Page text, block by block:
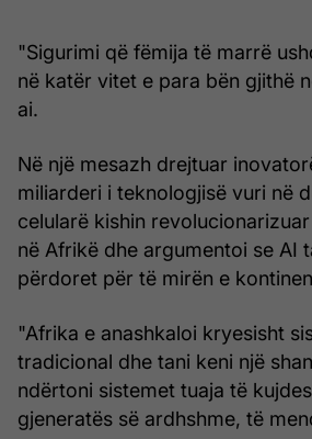
"Sigurimi që fëmija të marrë
në katër vitet e para bën gjithë
ai.
Në një mesazh drejtuar
miliarderi i teknologjisë vuri në
celularë kishin
në Afrikë dhe argumentoi se AI
përdoret për të mirën e
"Afrika e anashkaloi kryesisht
tradicional dhe tani keni një
ndërtoni sistemet tuaja të
gjeneratës së ardhshme, të